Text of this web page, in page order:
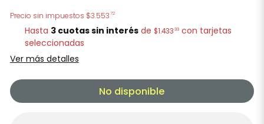
Precio sin impuestos $3.55372
Hasta 3 cuotas sin interés de $1.433 33 con tarjetas
seleccionadas
Ver más detalles
No disponible